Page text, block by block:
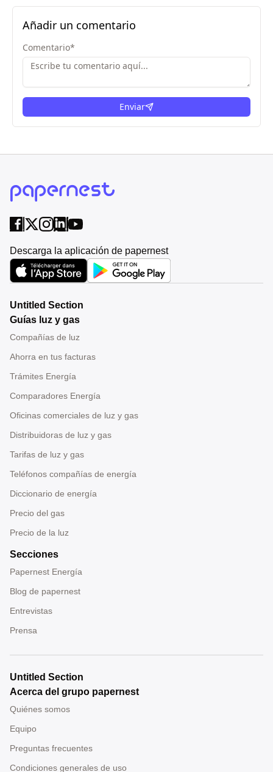
Añadir un comentario
Comentario*
Enviar
Descarga la aplicación de papernest
Untitled Section
Guías luz y gas
Compañías de luz
Ahorra en tus facturas
Trámites Energía
Comparadores Energía
Oficinas comerciales de luz y gas
Distribuidoras de luz y gas
Tarifas de luz y gas
Teléfonos compañías de energía
Diccionario de energía
Precio del gas
Precio de la luz
Secciones
Papernest Energía
Blog de papernest
Entrevistas
Prensa
Untitled Section
Acerca del grupo papernest
Quiénes somos
Equipo
Preguntas frecuentes
Condiciones generales de uso